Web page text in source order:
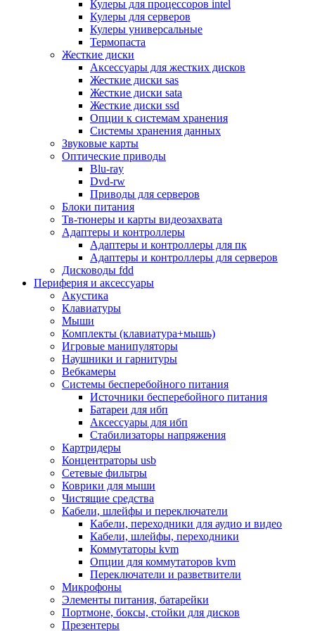
Микрофоны
Элементы питания, батарейки
Портмоне, боксы, стойки для дисков
Презентеры
Виртуальные очки
Аксессуары и опции для ноутбуков
Клавиатуры для ноутбуков
Сумки
Адаптеры и зарядные устройства
Подставки
Док станции, порт репликаторы
Батареи
Разное
Носители информации
Внешние жесткие диски
Карты памяти
Оптические носители
Blu-ray
Cd-r
Cd-rw
Dvd-r
Dvdrw
Серверы
Программное обеспечение
Операционные системы
Антивирусное по
Офисные приложения
Неттопы, тонкие клиенты, платформы nuc
Микрокомпьютеры
Опции для компьютеров
Бытовая техника
Кухонная техника
Блендеры, измельчители
Блинницы
Вакуумные упаковщики
Весы кухонные
Гриль
Дистилляторы
Йогуртницы
Кофеварки и кофемашины
Кофемолки
Кухонные комбайны
Ломтерезки
Микроволновые печи
Миксеры
Мини-печи
Мойки
Мультиварки
Кулеры для процессоров intel
Кулеры для серверов
Кулеры универсальные
Термопаста
Жесткие диски
Аксессуары для жестких дисков
Жесткие диски sas
Жесткие диски sata
Жесткие диски ssd
Опции к системам хранения
Системы хранения данных
Звуковые карты
Оптические приводы
Blu-ray
Dvd-rw
Приводы для серверов
Блоки питания
Тв-тюнеры и карты видеозахвата
Адаптеры и контроллеры
Адаптеры и контроллеры для пк
Адаптеры и контроллеры для серверов
Дисководы fdd
Периферия и аксессуары
Акустика
Клавиатуры
Мыши
Комплекты (клавиатура+мышь)
Игровые манипуляторы
Наушники и гарнитуры
Вебкамеры
Системы бесперебойного питания
Источники бесперебойного питания
Батареи для ибп
Аксессуары для ибп
Стабилизаторы напряжения
Картридеры
Концентраторы usb
Сетевые фильтры
Коврики для мыши
Чистящие средства
Кабели, шлейфы и переключатели
Кабели, переходники для аудио и видео
Кабели, шлейфы, переходники
Коммутаторы kvm
Опции для коммутаторов kvm
Переключатели и разветвители
Микрофоны
Элементы питания, батарейки
Портмоне, боксы, стойки для дисков
Презентеры